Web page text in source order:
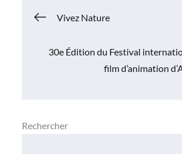
Navigation
de
Vivez Nature
30e Édition du Festival
film d’animation
Rechercher